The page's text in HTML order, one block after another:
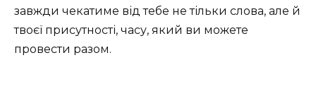
завжди чекатиме від тебе не тільки слова, але й
твоєї присутності, часу, який ви можете
провести разом.